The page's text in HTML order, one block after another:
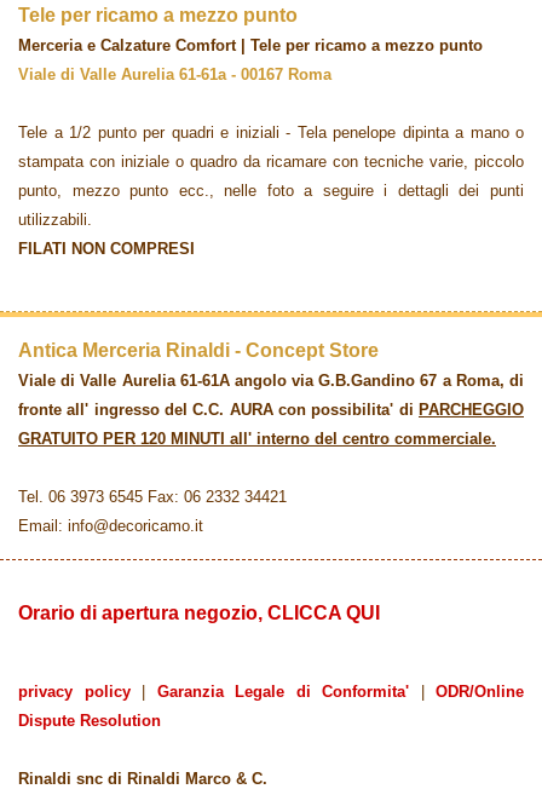
Tele per ricamo a mezzo punto
Merceria e Calzature Comfort | Tele per ricamo a mezzo punto
Viale di Valle Aurelia 61-61a - 00167 Roma
Tele a 1/2 punto per quadri e iniziali - Tela penelope dipinta a mano o
stampata con iniziale o quadro da ricamare con tecniche varie, piccolo
punto, mezzo punto ecc., nelle foto a seguire i dettagli dei punti
utilizzabili.
FILATI NON COMPRESI
Antica Merceria Rinaldi - Concept Store
Viale di Valle Aurelia 61-61A angolo via G.B.Gandino 67 a Roma, di
fronte all' ingresso del C.C. AURA con possibilita' di PARCHEGGIO
GRATUITO PER 120 MINUTI all' interno del centro commerciale.
Tel. 06 3973 6545 Fax: 06 2332 34421
Email: info@decoricamo.it
Orario di apertura negozio, CLICCA QUI
privacy policy| Garanzia Legale di Conformita'
ODR/Online
Dispute Resolution
Rinaldi snc di Rinaldi Marco & C.